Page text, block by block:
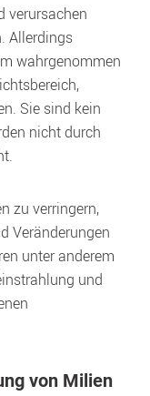
verursachen
Allerdings
wahrgenommen
Sie sind kein
nicht durch
zu verringern,
Veränderungen
unter anderem
und
von Milien